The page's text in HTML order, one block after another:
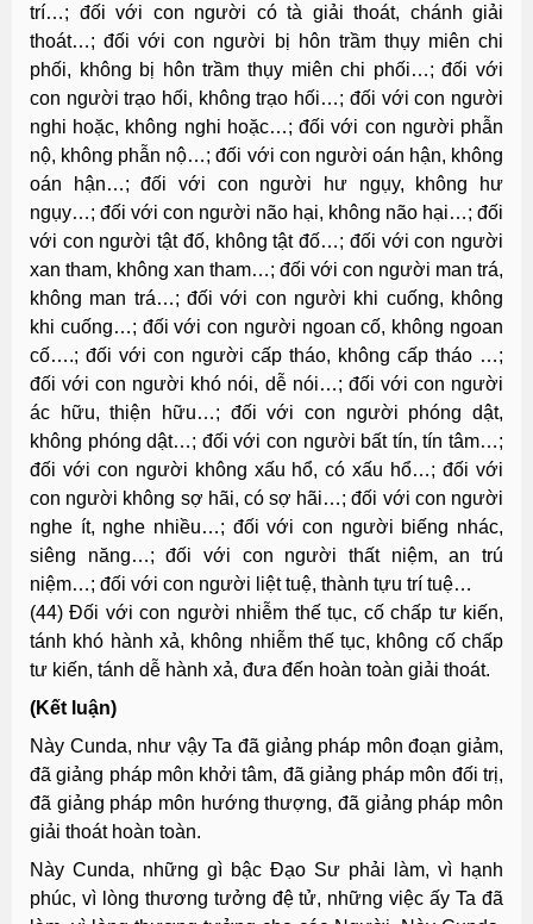
trí…; đối với con người có tà giải thoát, chánh giải
thoát…; đối với con người bị hôn trầm thụy miên chi
phối, không bị hôn trầm thụy miên chi phối…; đối với
con người trạo hối, không trạo hối…; đối với con người
nghi hoặc, không nghi hoặc…; đối với con người phẫn
nộ, không phẫn nộ…; đối với con người oán hận, không
oán hận…; đối với con người hư ngụy, không hư
ngụy…; đối với con người não hại, không não hại…; đối
với con người tật đố, không tật đố…; đối với con người
xan tham, không xan tham…; đối với con người man trá,
không man trá…; đối với con người khi cuống, không
khi cuống…; đối với con người ngoan cố, không ngoan
cố….; đối với con người cấp tháo, không cấp tháo …;
đối với con người khó nói, dễ nói…; đối với con người
ác hữu, thiện hữu…; đối với con người phóng dật,
không phóng dật…; đối với con người bất tín, tín tâm…;
đối với con người không xấu hổ, có xấu hổ…; đối với
con người không sợ hãi, có sợ hãi…; đối với con người
nghe ít, nghe nhiều…; đối với con người biếng nhác,
siêng năng…; đối với con người thất niệm, an trú
niệm…; đối với con người liệt tuệ, thành tựu trí tuệ…
(44) Ðối với con người nhiễm thế tục, cố chấp tư kiến,
tánh khó hành xả, không nhiễm thế tục, không cố chấp
tư kiến, tánh dễ hành xả, đưa đến hoàn toàn giải thoát.
(Kết luận)
Này Cunda, như vậy Ta đã giảng pháp môn đoạn giảm,
đã giảng pháp môn khởi tâm, đã giảng pháp môn đối trị,
đã giảng pháp môn hướng thượng, đã giảng pháp môn
giải thoát hoàn toàn.
Này Cunda, những gì bậc Ðạo Sư phải làm, vì hạnh
phúc, vì lòng thương tưởng đệ tử, những việc ấy Ta đã